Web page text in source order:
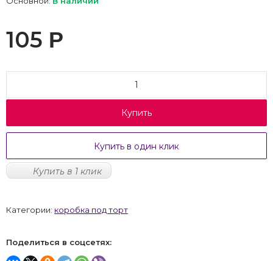
105 Р
Купить
Купить в один клик
Купить в 1 клик
Категории: коробка под торт
Поделиться в соцсетях: